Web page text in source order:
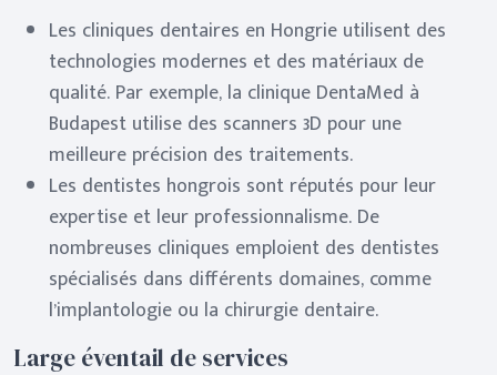
Les cliniques dentaires en Hongrie utilisent des
technologies modernes et des matériaux de
qualité. Par exemple, la clinique DentaMed à
Budapest utilise des scanners 3D pour une
meilleure précision des traitements.
Les dentistes hongrois sont réputés pour leur
expertise et leur professionnalisme. De
nombreuses cliniques emploient des dentistes
spécialisés dans différents domaines, comme
l’implantologie ou la chirurgie dentaire.
Large éventail de services